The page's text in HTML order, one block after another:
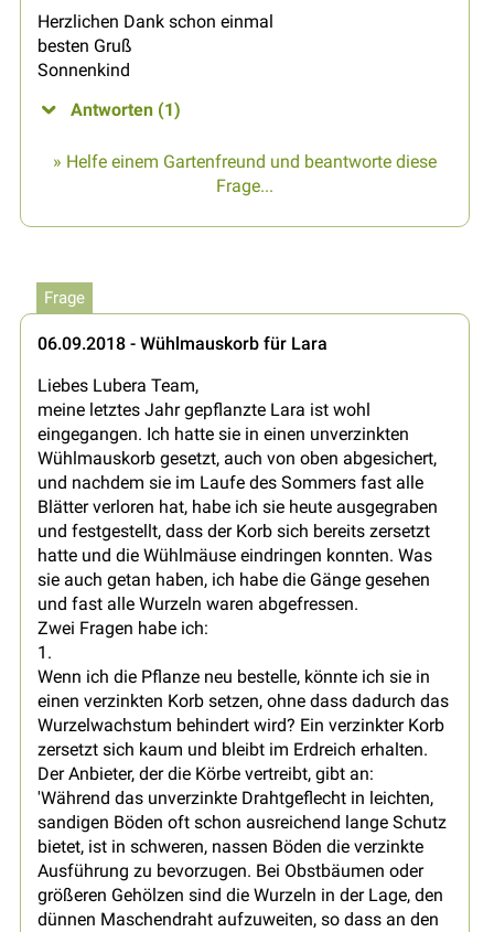
Herzlichen Dank schon einmal
besten Gruß
Sonnenkind
Antworten (1)
» Helfe einem Gartenfreund und beantworte diese
Frage...
Frage
06.09.2018 - Wühlmauskorb für Lara
Liebes Lubera Team,
meine letztes Jahr gepflanzte Lara ist wohl
eingegangen. Ich hatte sie in einen unverzinkten
Wühlmauskorb gesetzt, auch von oben abgesichert,
und nachdem sie im Laufe des Sommers fast alle
Blätter verloren hat, habe ich sie heute ausgegraben
und festgestellt, dass der Korb sich bereits zersetzt
hatte und die Wühlmäuse eindringen konnten. Was
sie auch getan haben, ich habe die Gänge gesehen
und fast alle Wurzeln waren abgefressen.
Zwei Fragen habe ich:
1.
Wenn ich die Pflanze neu bestelle, könnte ich sie in
einen verzinkten Korb setzen, ohne dass dadurch das
Wurzelwachstum behindert wird? Ein verzinkter Korb
zersetzt sich kaum und bleibt im Erdreich erhalten.
Der Anbieter, der die Körbe vertreibt, gibt an:
'Während das unverzinkte Drahtgeflecht in leichten,
sandigen Böden oft schon ausreichend lange Schutz
bietet, ist in schweren, nassen Böden die verzinkte
Ausführung zu bevorzugen. Bei Obstbäumen oder
größeren Gehölzen sind die Wurzeln in der Lage, den
dünnen Maschendraht aufzuweiten, so dass an den